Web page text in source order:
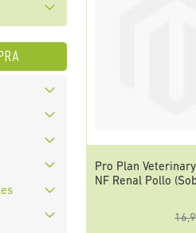
Pro Plan
NF Renal Pollo